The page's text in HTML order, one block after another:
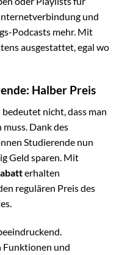
und
Podcasts mehr. Mit
ausgestattet, egal wo
Halber Preis
nicht, dass man
Dank des
Studierende nun
Geld sparen. Mit
erhalten
regulären Preis des
Funktionen und